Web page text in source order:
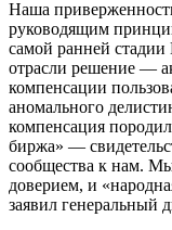
Наша
руководящим
самой ранней
отрасли решение —
компенсации
аномального
компенсация
биржа» —
сообщества к нам.
доверием, и
заявил генеральный